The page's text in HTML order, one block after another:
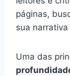
páginas,
sua
Uma das